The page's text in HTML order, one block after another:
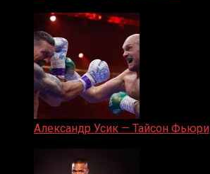
Александр Усик — Тайсон Фьюри